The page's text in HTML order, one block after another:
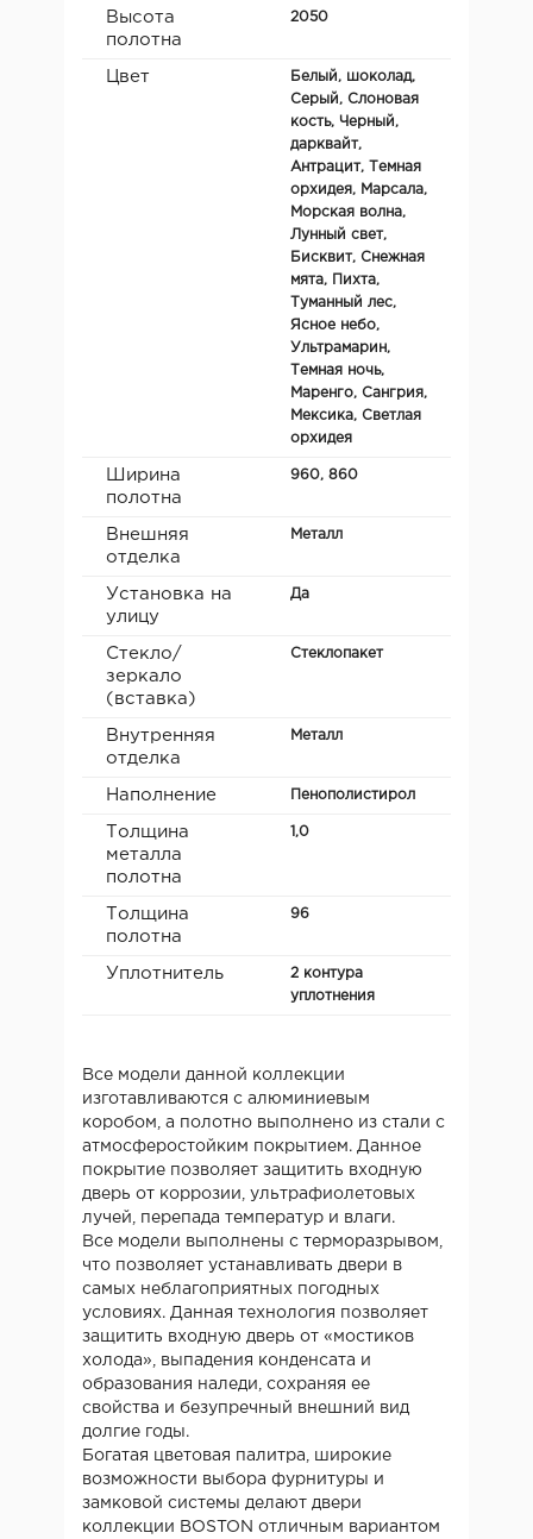
Высота
полотна
2050
Цвет
Белый, шоколад,
Серый, Слоновая
кость, Черный,
дарквайт,
Антрацит, Темная
орхидея, Марсала,
Морская волна,
Лунный свет,
Бисквит, Снежная
мята, Пихта,
Туманный лес,
Ясное небо,
Ультрамарин,
Темная ночь,
Маренго, Сангрия,
Мексика, Светлая
орхидея
Ширина
полотна
960, 860
Внешняя
отделка
Металл
Установка на
улицу
Да
Стекло/
зеркало
(вставка)
Стеклопакет
Внутренняя
отделка
Металл
Наполнение Пенополистирол
Толщина
металла
полотна
1,0
Толщина
полотна
96
Уплотнитель
2 контура
уплотнения
Все модели данной коллекции
изготавливаются с алюминиевым
коробом, а полотно выполнено из стали с
атмосферостойким покрытием. Данное
покрытие позволяет защитить входную
дверь от коррозии, ультрафиолетовых
лучей, перепада температур и влаги.
Все модели выполнены с терморазрывом,
что позволяет устанавливать двери в
самых неблагоприятных погодных
условиях. Данная технология позволяет
защитить входную дверь от «мостиков
холода», выпадения конденсата и
образования наледи, сохраняя ее
свойства и безупречный внешний вид
долгие годы.
Богатая цветовая палитра, широкие
возможности выбора фурнитуры и
замковой системы делают двери
коллекции BOSTON отличным вариантом